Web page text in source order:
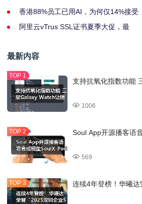
香港88%员工已用AI，为何仅14%接受
阿里云vTrus SSL证书夏季大促，最
最新内容
支持抗氧化指数功能
1006
Soul App开源播客语
569
连续4年登榜！华曦达